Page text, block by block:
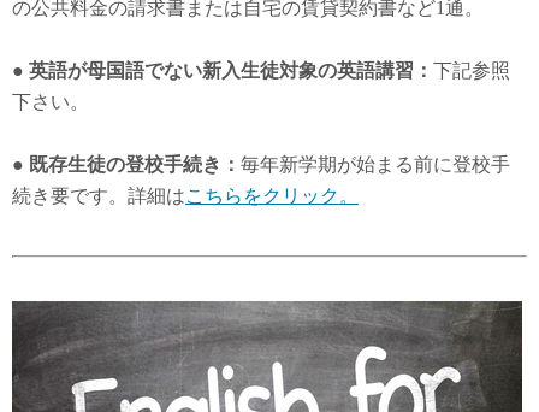
の公共料金の請求書または自宅の賃貸契約書など1通。
● 英語が母国語でない新入生徒対象の英語講習： 下記参照
下さい。
● 既存生徒の登校手続き： 毎年新学期が始まる前に登校手
続き要です。詳細はこちらをクリック。